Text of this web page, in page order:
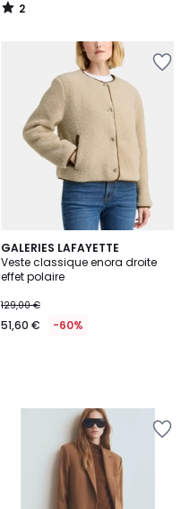
2
/
GALERIES LAFAYETTE
Veste classique enora droite
effet polaire
129,00 €
51,60 € -60%